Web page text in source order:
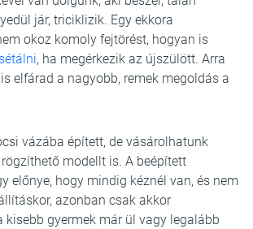
jár, triciklizik. Egy ekkora
okoz komoly fejtörést, hogyan is
, ha megérkezik az újszülött. Arra
elfárad a nagyobb, remek megoldás a
vázába épített, de vásárolhatunk
modellt is. A beépített
előnye, hogy mindig kéznél van, és nem
azonban csak akkor
kisebb gyermek már ül vagy legalább